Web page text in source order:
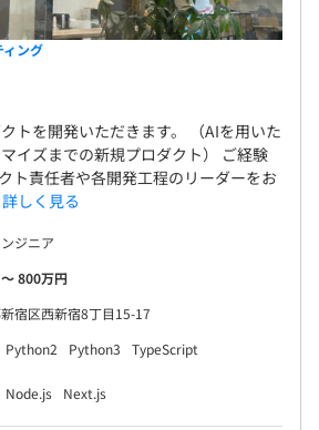
ィング
トを開発いただきます。 （AIを用いた
イズまでの新規プロダクト） ご経験
ト責任者や各開発工程のリーダーをお
詳しく見る
ジニア
800万円
宿区西新宿8丁目15-17
Python2 Python3
TypeScript
Node.js Next.js